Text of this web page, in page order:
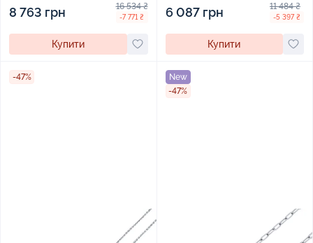
8 763 грн 16 534 ₴
-7 771 ₴
Купити
6 087 грн 11 484 ₴
-5 397 ₴
Купити
-47%
New
-47%